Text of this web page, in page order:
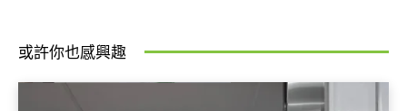
或許你也感興趣